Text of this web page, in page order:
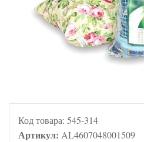
Код товара: 545-314
Артикул: AL4607048001509